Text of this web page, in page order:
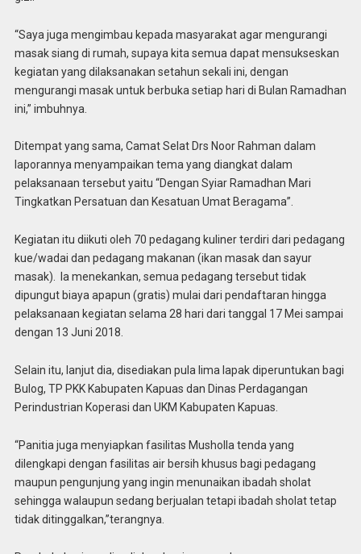
“Saya juga mengimbau kepada masyarakat agar mengurangi
masak siang di rumah, supaya kita semua dapat mensukseskan
kegiatan yang dilaksanakan setahun sekali ini, dengan
mengurangi masak untuk berbuka setiap hari di Bulan Ramadhan
ini,” imbuhnya.
Ditempat yang sama, Camat Selat Drs Noor Rahman dalam
laporannya menyampaikan tema yang diangkat dalam
pelaksanaan tersebut yaitu “Dengan Syiar Ramadhan Mari
Tingkatkan Persatuan dan Kesatuan Umat Beragama”.
Kegiatan itu diikuti oleh 70 pedagang kuliner terdiri dari pedagang
kue/wadai dan pedagang makanan (ikan masak dan sayur
masak). Ia menekankan, semua pedagang tersebut tidak
dipungut biaya apapun (gratis) mulai dari pendaftaran hingga
pelaksanaan kegiatan selama 28 hari dari tanggal 17 Mei sampai
dengan 13 Juni 2018.
Selain itu, lanjut dia, disediakan pula lima lapak diperuntukan bagi
Bulog, TP PKK Kabupaten Kapuas dan Dinas Perdagangan
Perindustrian Koperasi dan UKM Kabupaten Kapuas.
“Panitia juga menyiapkan fasilitas Musholla tenda yang
dilengkapi dengan fasilitas air bersih khusus bagi pedagang
maupun pengunjung yang ingin menunaikan ibadah sholat
sehingga walaupun sedang berjualan tetapi ibadah sholat tetap
tidak ditinggalkan,”terangnya.